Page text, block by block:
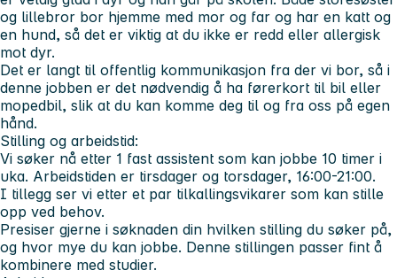
og lillebror bor hjemme med mor og far og har en katt og
en hund, så det er viktig at du ikke er redd eller allergisk
mot dyr.
Det er langt til offentlig kommunikasjon fra der vi bor, så i
denne jobben er det nødvendig å ha førerkort til bil eller
mopedbil, slik at du kan komme deg til og fra oss på egen
hånd.
Stilling og arbeidstid:
Vi søker nå etter 1 fast assistent som kan jobbe 10 timer i
uka. Arbeidstiden er tirsdager og torsdager, 16:00-21:00.
I tillegg ser vi etter et par tilkallingsvikarer som kan stille
opp ved behov.
Presiser gjerne i søknaden din hvilken stilling du søker på,
og hvor mye du kan jobbe. Denne stillingen passer fint å
kombinere med studier.